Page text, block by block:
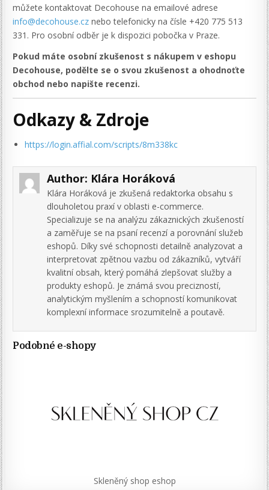
můžete kontaktovat Decohouse na emailové adrese
info@decohouse.cz nebo telefonicky na čísle +420 775 513
331. Pro osobní odběr je k dispozici pobočka v Praze.
Pokud máte osobní zkušenost s nákupem v eshopu
Decohouse, podělte se o svou zkušenost a ohodnoťte
obchod nebo napište recenzi.
Odkazy & Zdroje
https://login.affial.com/scripts/8m338kc
Author: Klára Horáková
Klára Horáková je zkušená redaktorka obsahu s
dlouholetou praxí v oblasti e-commerce.
Specializuje se na analýzu zákaznických zkušeností
a zaměřuje se na psaní recenzí a porovnání služeb
eshopů. Díky své schopnosti detailně analyzovat a
interpretovat zpětnou vazbu od zákazníků, vytváří
kvalitní obsah, který pomáhá zlepšovat služby a
produkty eshopů. Je známá svou precizností,
analytickým myšlením a schopností komunikovat
komplexní informace srozumitelně a poutavě.
Podobné e-shopy
Skleněný shop eshop